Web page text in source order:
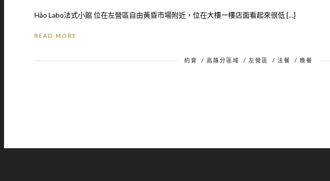
Hâo Labo法式小館 位在左營區自由黃昏市場附近，位在大樓一樓店面看起來很低 […]
READ MORE
約會 / 高雄分區域 / 左營區 / 法餐 / 晚餐